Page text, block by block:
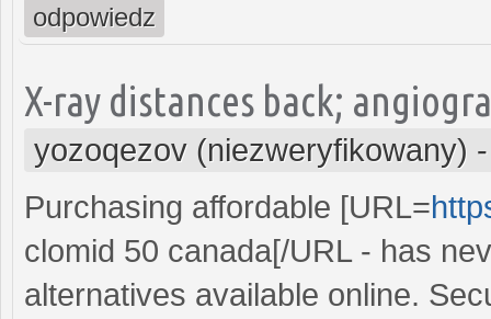
odpowiedz
X-ray distances back;
yozoqezov (niezweryfikowany)
Purchasing affordable [URL=
clomid 50 canada[/URL - has
alternatives available online.